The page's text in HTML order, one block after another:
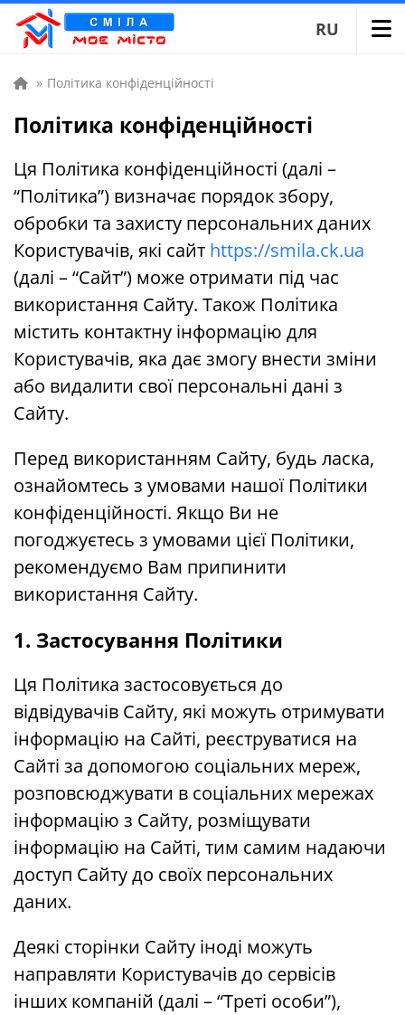
RU
» Політика конфіденційності
Політика конфіденційності
Ця Політика конфіденційності (далі –
“Політика”) визначає порядок збору,
обробки та захисту персональних даних
Користувачів, які сайт https://smila.ck.ua
(далі – “Сайт”) може отримати під час
використання Сайту. Також Політика
містить контактну інформацію для
Користувачів, яка дає змогу внести зміни
або видалити свої персональні дані з
Сайту.
Перед використанням Сайту, будь ласка,
ознайомтесь з умовами нашої Політики
конфіденційності. Якщо Ви не
погоджуєтесь з умовами цієї Політики,
рекомендуємо Вам припинити
використання Сайту.
1. Застосування Політики
Ця Політика застосовується до
відвідувачів Сайту, які можуть отримувати
інформацію на Сайті, реєструватися на
Сайті за допомогою соціальних мереж,
розповсюджувати в соціальних мережах
інформацію з Сайту, розміщувати
інформацію на Сайті, тим самим надаючи
доступ Сайту до своїх персональних
даних.
Деякі сторінки Сайту іноді можуть
направляти Користувачів до сервісів
інших компаній (далі – “Треті особи”),